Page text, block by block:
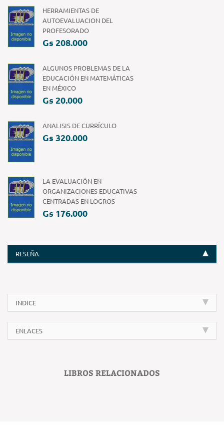
HERRAMIENTAS DE
AUTOEVALUACION DEL
PROFESORADO
Gs 208.000
ALGUNOS PROBLEMAS DE LA
EDUCACIÓN EN MATEMÁTICAS
EN MÉXICO
Gs 20.000
ANALISIS DE CURRÍCULO
Gs 320.000
LA EVALUACIÓN EN
ORGANIZACIONES EDUCATIVAS
CENTRADAS EN LOGROS
Gs 176.000
RESEÑA
INDICE
ENLACES
LIBROS RELACIONADOS